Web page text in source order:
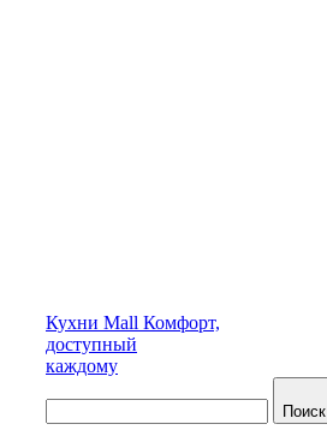
Кухни Mall Комфорт,
доступный
каждому
Поиск